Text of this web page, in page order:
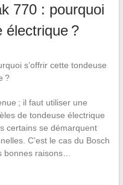
770 : pourquoi
électrique ?
; il faut utiliser une
de tondeuse électrique
certains se démarquent
C’est le cas du Bosch
bonnes raisons…